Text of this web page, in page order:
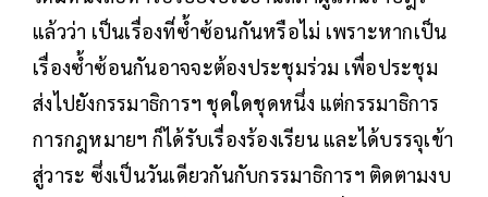
แล้วว่า เป็นเรื่องที่ซ้ำซ้อนกันหรือไม่ เพราะหากเป็น
เรื่องซ้ำซ้อนกันอาจจะต้องประชุมร่วม เพื่อประชุม
ส่งไปยังกรรมาธิการฯ ชุดใดชุดหนึ่ง แต่กรรมาธิการ
การกฎหมายฯ ก็ได้รับเรื่องร้องเรียน และได้บรรจุเข้า
สู่วาระ ซึ่งเป็นวันเดียวกันกับกรรมาธิการฯ ติดตามงบ